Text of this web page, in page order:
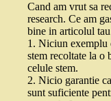
Cand am vrut sa
research. Ce am
bine in articolul
1. Niciun exemplu
stem recoltate la o
celule stem.
2. Nicio garantie
sunt suficiente